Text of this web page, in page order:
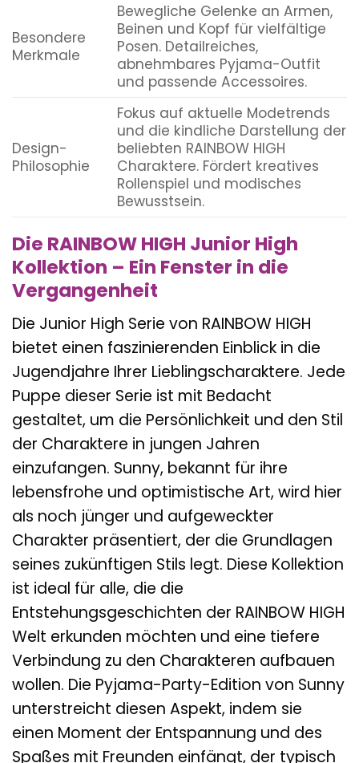
Besondere
Merkmale
Bewegliche Gelenke an Armen,
Beinen und Kopf für vielfältige
Posen. Detailreiches,
abnehmbares Pyjama-Outfit
und passende Accessoires.
Design-
Philosophie
Fokus auf aktuelle Modetrends
und die kindliche Darstellung der
beliebten RAINBOW HIGH
Charaktere. Fördert kreatives
Rollenspiel und modisches
Bewusstsein.
Die RAINBOW HIGH Junior High
Kollektion – Ein Fenster in die
Vergangenheit
Die Junior High Serie von RAINBOW HIGH
bietet einen faszinierenden Einblick in die
Jugendjahre Ihrer Lieblingscharaktere. Jede
Puppe dieser Serie ist mit Bedacht
gestaltet, um die Persönlichkeit und den Stil
der Charaktere in jungen Jahren
einzufangen. Sunny, bekannt für ihre
lebensfrohe und optimistische Art, wird hier
als noch jünger und aufgeweckter
Charakter präsentiert, der die Grundlagen
seines zukünftigen Stils legt. Diese Kollektion
ist ideal für alle, die die
Entstehungsgeschichten der RAINBOW HIGH
Welt erkunden möchten und eine tiefere
Verbindung zu den Charakteren aufbauen
wollen. Die Pyjama-Party-Edition von Sunny
unterstreicht diesen Aspekt, indem sie
einen Moment der Entspannung und des
Spaßes mit Freunden einfängt, der typisch